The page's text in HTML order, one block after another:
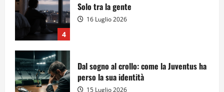
4
Solo tra la gente
16 Luglio 2026
Dal sogno al crollo: come la Juventus ha
perso la sua identità
15 Luglio 2026